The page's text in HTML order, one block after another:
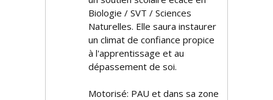
Biologie / SVT / Sciences
Naturelles. Elle saura instaurer
un climat de confiance propice
à l'apprentissage et au
dépassement de soi.
Motorisé: PAU et dans sa zone